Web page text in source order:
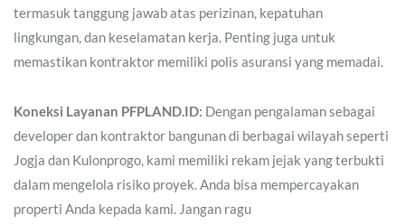
termasuk tanggung jawab atas perizinan, kepatuhan
lingkungan, dan keselamatan kerja. Penting juga untuk
memastikan kontraktor memiliki polis asuransi yang memadai.
Koneksi Layanan PFPLAND.ID: Dengan pengalaman sebagai
developer dan kontraktor bangunan di berbagai wilayah seperti
Jogja dan Kulonprogo, kami memiliki rekam jejak yang terbukti
dalam mengelola risiko proyek. Anda bisa mempercayakan
properti Anda kepada kami. Jangan ragu